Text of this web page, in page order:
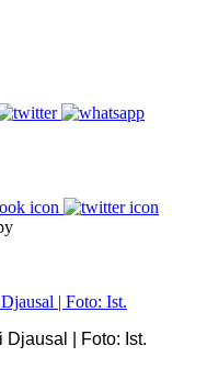
Djausal | Foto: Ist.